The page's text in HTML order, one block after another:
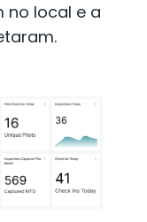
no local e a